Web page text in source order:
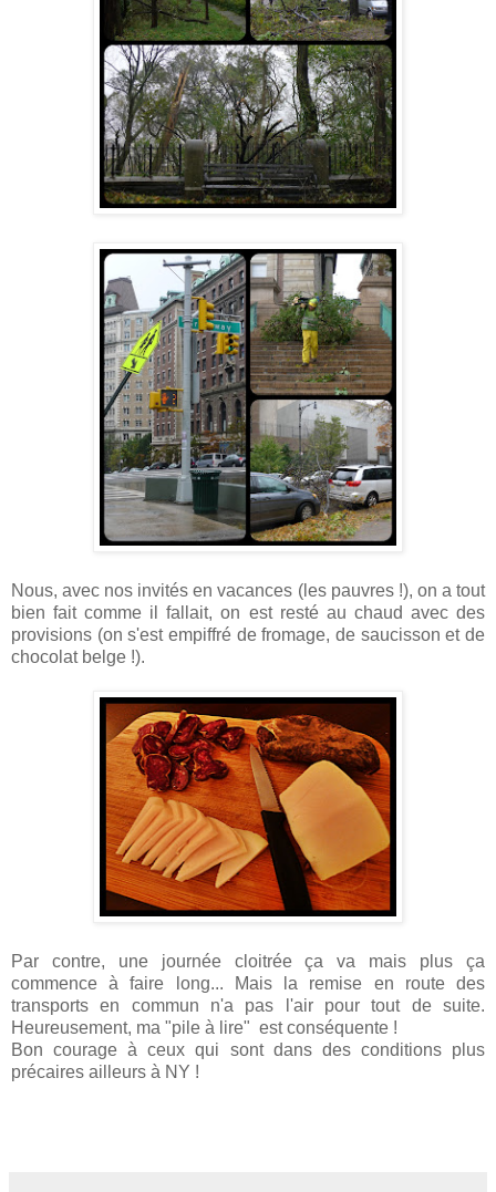
Nous, avec nos invités en vacances (les pauvres !), on a tout
bien fait comme il fallait, on est resté au chaud avec des
provisions (on s'est empiffré de fromage, de saucisson et de
chocolat belge !).
Par contre, une journée cloitrée ça va mais plus ça
commence à faire long... Mais la remise en route des
transports en commun n'a pas l'air pour tout de suite.
Heureusement, ma "pile à lire" est conséquente !
Bon courage à ceux qui sont dans des conditions plus
précaires ailleurs à NY !